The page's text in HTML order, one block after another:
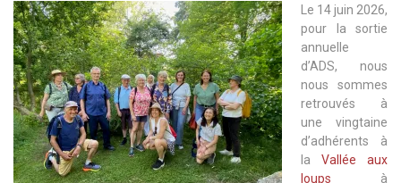
Le 14 juin 2026,
pour la sortie
annuelle
d’ADS, nous
nous sommes
retrouvés à
une vingtaine
d’adhérents à
la Vallée aux
loups à